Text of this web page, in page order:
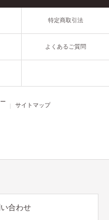
特定商取引法
よくあるご質問
サイトマップ
合わせ